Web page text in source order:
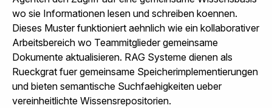
wo sie Informationen lesen und schreiben koennen.
Dieses Muster funktioniert aehnlich wie ein kollaborativer
Arbeitsbereich wo Teammitglieder gemeinsame
Dokumente aktualisieren. RAG Systeme dienen als
Rueckgrat fuer gemeinsame Speicherimplementierungen
und bieten semantische Suchfaehigkeiten ueber
vereinheitlichte Wissensrepositorien.